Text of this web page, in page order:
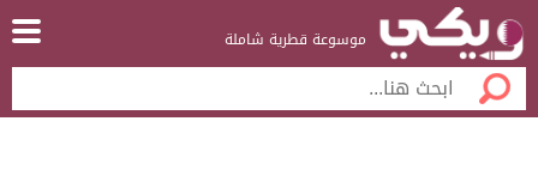
موسوعة قطرية شاملة